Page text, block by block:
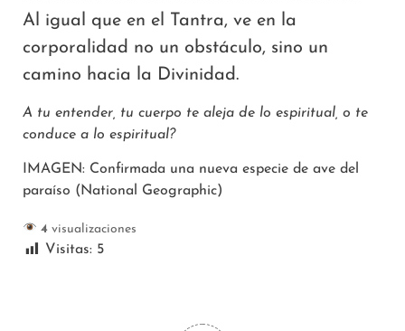
Al igual que en el Tantra, ve en la
corporalidad no un obstáculo, sino un
camino hacia la Divinidad.
A tu entender, tu cuerpo te aleja de lo espiritual, o te
conduce a lo espiritual?
IMAGEN: Confirmada una nueva especie de ave del
paraíso (National Geographic)
4visualizaciones
Visitas: 5